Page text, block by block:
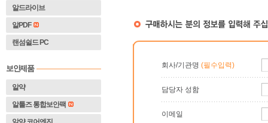
알드라이브
알PDF
랜섬쉴드 PC
보안제품
알약
알툴즈 통합보안팩
회사/기관명 (필수입력)
담당자 성함
이메일